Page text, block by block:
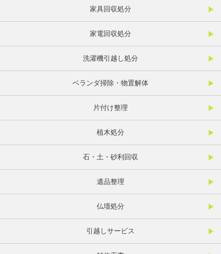
家具回収処分
家電回収処分
洗濯機引越し処分
ベランダ掃除・物置解体
片付け整理
植木処分
石・土・砂利回収
遺品整理
仏壇処分
引越しサービス